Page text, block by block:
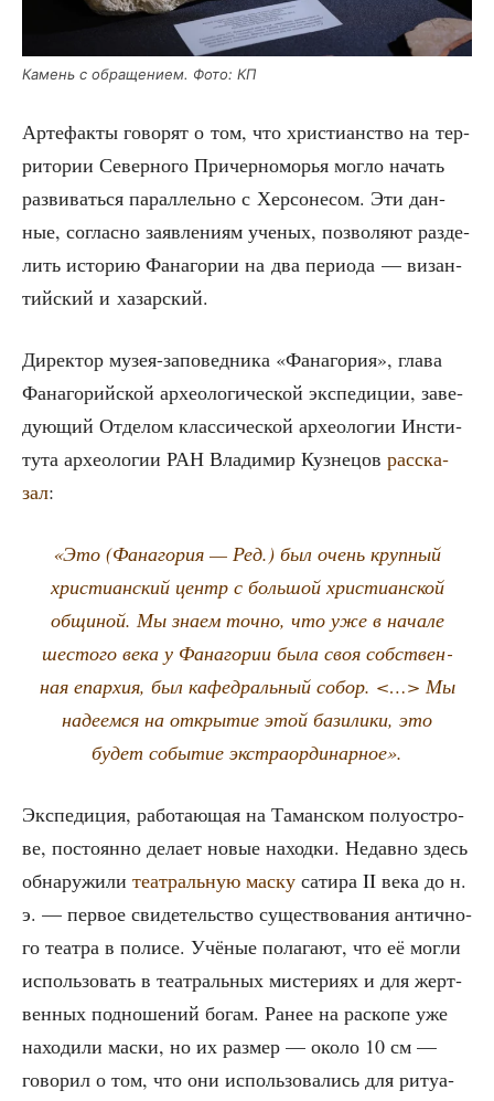
Камень с обра­ще­ни­ем. Фото: КП
Арте­фак­ты гово­рят о том, что хри­сти­ан­ство на тер­
ри­то­рии Север­но­го При­чер­но­мо­рья мог­ло начать
раз­ви­вать­ся парал­лель­но с Хер­со­не­сом. Эти дан­
ные, соглас­но заяв­ле­ни­ям уче­ных, поз­во­ля­ют раз­де­
лить исто­рию Фана­го­рии на два пери­о­да — визан­
тий­ский и хазарский.
Дирек­тор музея-запо­вед­ни­ка «Фана­го­рия», гла­ва
Фана­го­рий­ской архео­ло­ги­че­ской экс­пе­ди­ции, заве­
ду­ю­щий Отде­лом клас­си­че­ской архео­ло­гии Инсти­
ту­та архео­ло­гии РАН Вла­ди­мир Куз­не­цов рас­ска­
зал:
«Это (Фана­го­рия — Ред.) был очень круп­ный
хри­сти­ан­ский центр с боль­шой хри­сти­ан­ской
общи­ной. Мы зна­ем точ­но, что уже в нача­ле
шесто­го века у Фана­го­рии была своя соб­ствен­
ная епар­хия, был кафед­раль­ный собор. <…> Мы
наде­ем­ся на откры­тие этой бази­ли­ки, это
будет собы­тие экстраординарное».
Экс­пе­ди­ция, рабо­та­ю­щая на Таман­ском полу­ост­ро­
ве, посто­ян­но дела­ет новые наход­ки. Недав­но здесь
обна­ру­жи­ли теат­раль­ную мас­ку сати­ра II века до н.
э. — пер­вое сви­де­тель­ство суще­ство­ва­ния антич­но­
го теат­ра в поли­се. Учё­ные пола­га­ют, что её мог­ли
исполь­зо­вать в теат­раль­ных мисте­ри­ях и для жерт­
вен­ных под­но­ше­ний богам. Ранее на рас­ко­пе уже
нахо­ди­ли мас­ки, но их раз­мер — око­ло 10 см —
гово­рил о том, что они исполь­зо­ва­лись для риту­а­